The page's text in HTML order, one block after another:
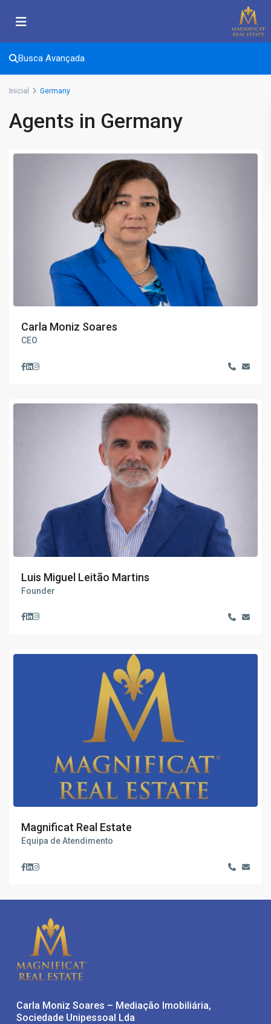
Busca Avançada
Inicial Germany
Agents in Germany
Carla Moniz Soares
CEO
Luis Miguel Leitão Martins
Founder
Magnificat Real Estate
Equipa de Atendimento
Carla Moniz Soares – Mediação Imobiliária,
Sociedade Unipessoal Lda